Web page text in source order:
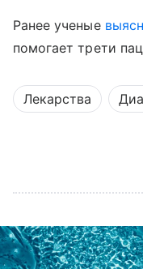
Ранее ученые
помогает трети
Лекарства